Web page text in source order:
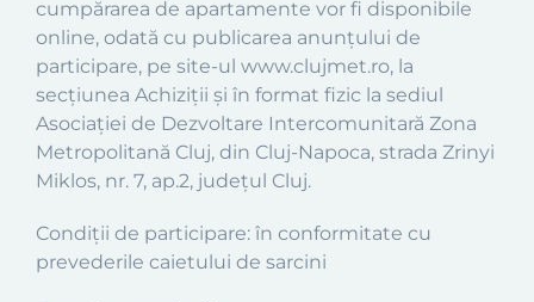
cumpărarea de apartamente vor fi disponibile
online, odată cu publicarea anunțului de
participare, pe site-ul www.clujmet.ro, la
secțiunea Achiziții și în format fizic la sediul
Asociației de Dezvoltare Intercomunitară Zona
Metropolitană Cluj, din Cluj-Napoca, strada Zrinyi
Miklos, nr. 7, ap.2, județul Cluj.
Condiții de participare: în conformitate cu
prevederile caietului de sarcini